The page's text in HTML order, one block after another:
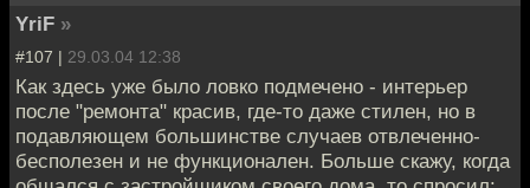
YriF »
#107 | 29.03.04 12:38
Как здесь уже было ловко подмечено - интерьер
после "ремонта" красив, где-то даже стилен, но в
подавляющем большинстве случаев отвлеченно-
бесполезен и не функционален. Больше скажу, когда